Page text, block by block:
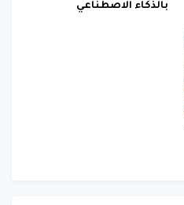
بالذكاء الاصطناعي